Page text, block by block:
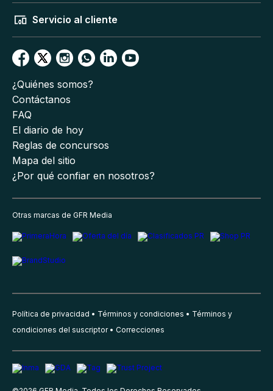
Servicio al cliente
¿Quiénes somos?
Contáctanos
FAQ
El diario de hoy
Reglas de concursos
Mapa del sitio
¿Por qué confiar en nosotros?
Otras marcas de GFR Media
Política de privacidad Términos y condiciones
Términos y
condiciones del suscriptor
Correcciones